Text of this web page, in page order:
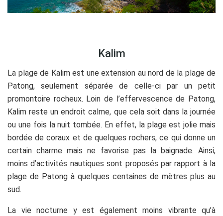
Kalim
La plage de Kalim est une extension au nord de la plage de
Patong, seulement séparée de celle-ci par un petit
promontoire rocheux. Loin de l’effervescence de Patong,
Kalim reste un endroit calme, que cela soit dans la journée
ou une fois la nuit tombée. En effet, la plage est jolie mais
bordée de coraux et de quelques rochers, ce qui donne un
certain charme mais ne favorise pas la baignade. Ainsi,
moins d’activités nautiques sont proposés par rapport à la
plage de Patong à quelques centaines de mètres plus au
sud.
La vie nocturne y est également moins vibrante qu’à